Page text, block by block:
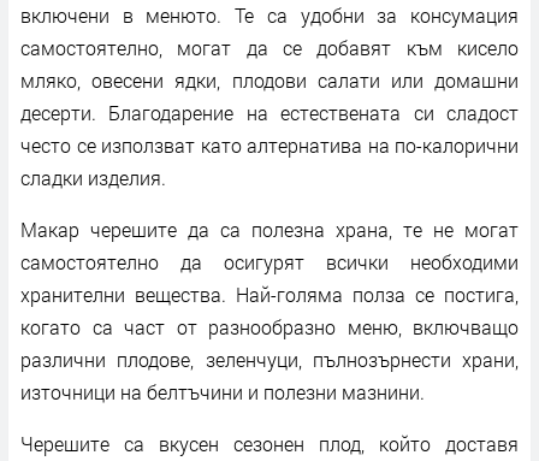
включени в менюто. Те са удобни за консумация
самостоятелно, могат да се добавят към кисело
мляко, овесени ядки, плодови салати или домашни
десерти. Благодарение на естествената си сладост
често се използват като алтернатива на по-калорични
сладки изделия.
Макар черешите да са полезна храна, те не могат
самостоятелно да осигурят всички необходими
хранителни вещества. Най-голяма полза се постига,
когато са част от разнообразно меню, включващо
различни плодове, зеленчуци, пълнозърнести храни,
източници на белтъчини и полезни мазнини.
Черешите са вкусен сезонен плод, който доставя